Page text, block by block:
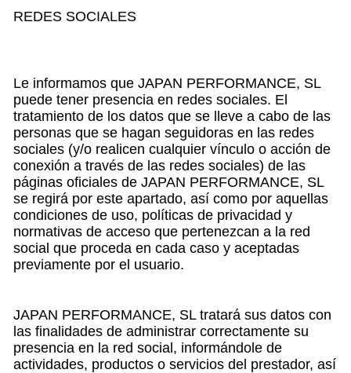
REDES SOCIALES
Le informamos que JAPAN PERFORMANCE, SL
puede tener presencia en redes sociales. El
tratamiento de los datos que se lleve a cabo de las
personas que se hagan seguidoras en las redes
sociales (y/o realicen cualquier vínculo o acción de
conexión a través de las redes sociales) de las
páginas oficiales de JAPAN PERFORMANCE, SL
se regirá por este apartado, así como por aquellas
condiciones de uso, políticas de privacidad y
normativas de acceso que pertenezcan a la red
social que proceda en cada caso y aceptadas
previamente por el usuario.
JAPAN PERFORMANCE, SL tratará sus datos con
las finalidades de administrar correctamente su
presencia en la red social, informándole de
actividades, productos o servicios del prestador, así